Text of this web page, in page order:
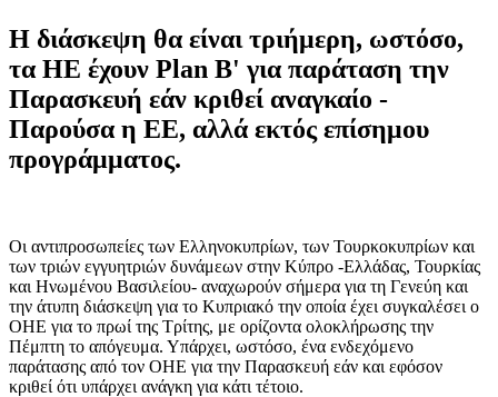
Η διάσκεψη θα είναι τριήμερη, ωστόσο,
τα ΗΕ έχουν Plan Β' για παράταση την
Παρασκευή εάν κριθεί αναγκαίο -
Παρούσα η ΕΕ, αλλά εκτός επίσημου
προγράμματος.
Οι αντιπροσωπείες των Ελληνοκυπρίων, των Τουρκοκυπρίων και
των τριών εγγυητριών δυνάμεων στην Κύπρο -Ελλάδας, Τουρκίας
και Ηνωμένου Βασιλείου- αναχωρούν σήμερα για τη Γενεύη και
την άτυπη διάσκεψη για το Κυπριακό την οποία έχει συγκαλέσει ο
ΟΗΕ για το πρωί της Τρίτης, με ορίζοντα ολοκλήρωσης την
Πέμπτη το απόγευμα. Υπάρχει, ωστόσο, ένα ενδεχόμενο
παράτασης από τον ΟΗΕ για την Παρασκευή εάν και εφόσον
κριθεί ότι υπάρχει ανάγκη για κάτι τέτοιο.